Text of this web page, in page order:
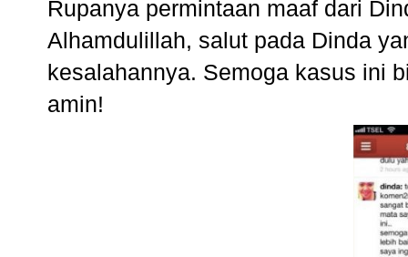
Rupanya permintaan maaf dari
Alhamdulillah, salut pada Dinda
kesalahannya. Semoga kasus ini
amin!